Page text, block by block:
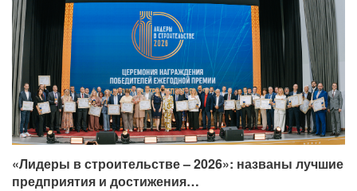
«Лидеры в строительстве – 2026»: названы лучшие
предприятия и достижения…